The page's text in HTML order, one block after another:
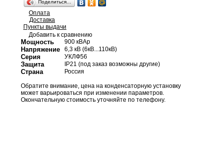
Поделиться…
Оплата
Доставка
Пункты выдачи
Добавить к сравнению
Мощность 900 кВАр
Напряжение 6,3 кВ (6кВ...110кВ)
Серия УКЛФ56
Защита IP21 (под заказ возможны другие)
Страна Россия
Обратите внимание, цена на конденсаторную установку
может варьироваться при изменении параметров.
Окончательную стоимость уточняйте по телефону.